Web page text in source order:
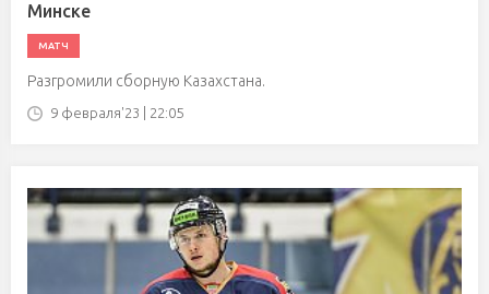
Минске
МАТЧ
Разгромили сборную Казахстана.
9 февраля'23 | 22:05